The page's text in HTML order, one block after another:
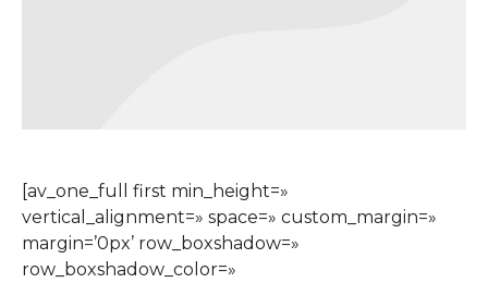
[av_one_full first min_height=»
vertical_alignment=» space=» custom_margin=»
margin=’0px’ row_boxshadow=»
row_boxshadow_color=»